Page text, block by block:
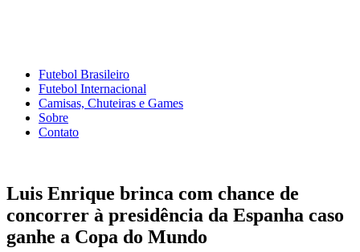
Futebol Brasileiro
Futebol Internacional
Camisas, Chuteiras e Games
Sobre
Contato
Luis Enrique brinca com chance de
concorrer à presidência da Espanha caso
ganhe a Copa do Mundo